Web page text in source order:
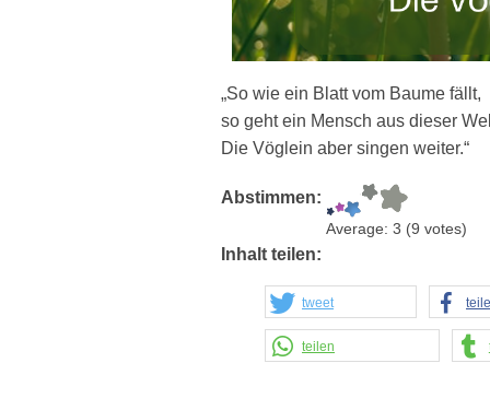
„So wie ein Blatt vom Baume fällt,
so geht ein Mensch aus dieser
Die Vöglein aber singen weiter.“
Abstimmen:
Average: 3 (9 votes)
Inhalt teilen:
tweet
teilen